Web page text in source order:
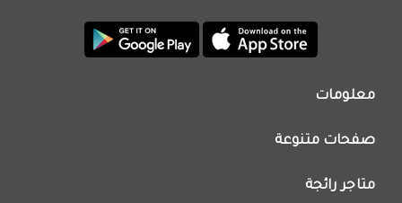
معلومات
اتصل بنا
اعلن معنا
صفحات متنوعة
عروض اليوم
متاجر رائجة